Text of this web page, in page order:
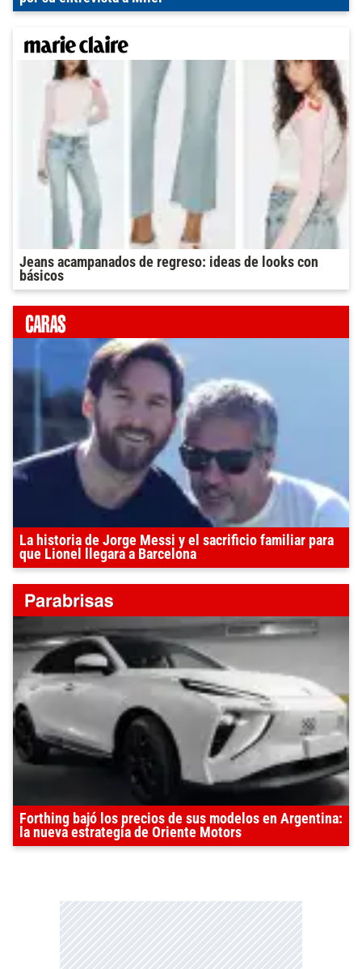
Jeans acampanados de regreso: ideas de looks con
básicos
La historia de Jorge Messi y el sacrificio familiar para
que Lionel llegara a Barcelona
Forthing bajó los precios de sus modelos en Argentina:
la nueva estrategia de Oriente Motors